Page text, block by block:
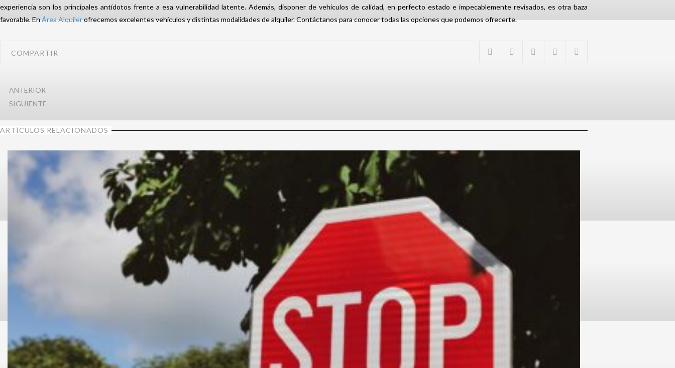
experiencia son los principales antídotos frente a esa vulnerabilidad latente. Además, disponer de vehículos de calidad, en perfecto estado e impecablemente revisados, es otra baza
favorable. EnÁrea Alquilerofrecemos excelentes vehículos y distintas modalidades de alquiler. Contáctanos para conocer todas las opciones que podemos ofrecerte.
COMPARTIR
ANTERIOR
SIGUIENTE
ARTÍCULOS RELACIONADOS